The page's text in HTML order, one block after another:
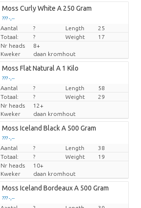
Moss Curly White A 250 Gram
??? -,--
Prijs per stuk
Aantal ? Length
25
Totaal:
? Weight
17
Nr heads
8+
Kweker
daan kromhout
Moss Flat Natural A 1 Kilo
??? -,--
Prijs per stuk
Aantal ? Length
58
Totaal:
? Weight
29
Nr heads
12+
Kweker
daan kromhout
Moss Iceland Black A 500 Gram
??? -,--
Prijs per stuk
Aantal ? Length
38
Totaal:
? Weight
19
Nr heads
10+
Kweker
daan kromhout
Moss Iceland Bordeaux A 500 Gram
??? -,--